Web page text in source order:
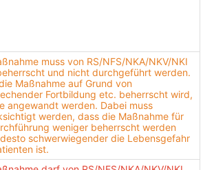
muss von RS/NFS/NKA/NKV/NKI
und nicht durchgeführt werden.
Maßnahme auf Grund von
Fortbildung etc. beherrscht wird,
angewandt werden. Dabei muss
werden, dass die Maßnahme für
weniger beherrscht werden
schwerwiegender die Lebensgefahr
ist.